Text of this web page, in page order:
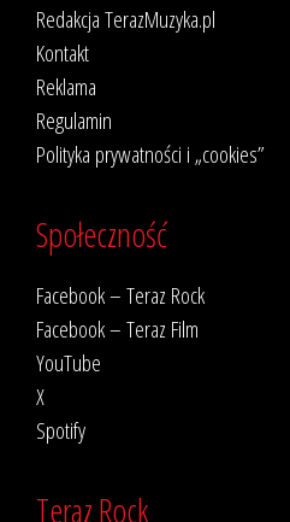
Redakcja TerazMuzyka.pl
Kontakt
Reklama
Regulamin
Polityka prywatności i „cookies”
Społeczność
Facebook – Teraz Rock
Facebook – Teraz Film
YouTube
X
Spotify
Teraz Rock